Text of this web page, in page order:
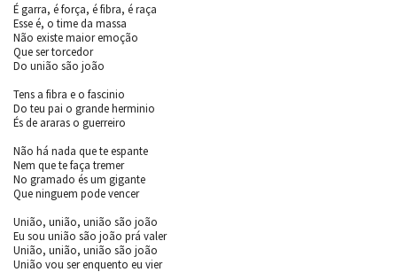
É garra, é força, é fibra, é raça
Esse é, o time da massa
Não existe maior emoção
Que ser torcedor
Do união são joão
Tens a fibra e o fascinio
Do teu pai o grande herminio
És de araras o guerreiro
Não há nada que te espante
Nem que te faça tremer
No gramado és um gigante
Que ninguem pode vencer
União, união, união são joão
Eu sou união são joão prá valer
União, união, união são joão
União vou ser enquento eu vier